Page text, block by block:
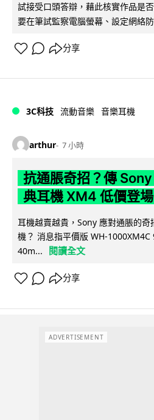
試接受口頭答辯，藉此核實作品是
要在筆試監察電腦螢幕、設定網絡
分享
3C科技 流動音樂 音樂耳機
arthur 7 小時
抗通脹奇招？傳
典耳機 XM4 低價登場
耳機越賣越貴，Sony 應對通脹的
機？ 消息指平價版 WH-
40m...
閱讀全文
分享
ADVERTISEMENT